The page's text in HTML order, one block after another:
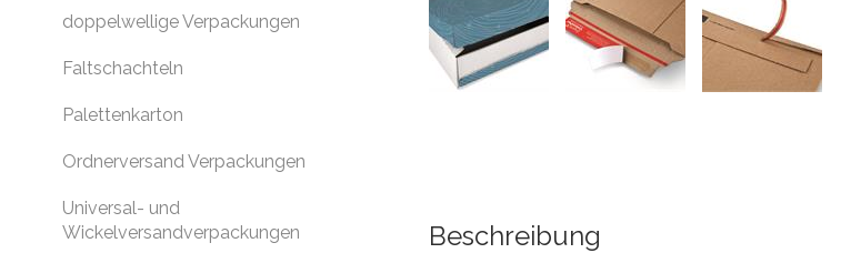
doppelwellige Verpackungen
Faltschachteln
Palettenkarton
Ordnerversand Verpackungen
Universal- und
Wickelversandverpackungen
Beschreibung